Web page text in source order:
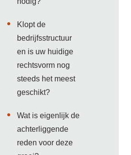
Klopt de
bedrijfsstructuur
en is uw huidige
rechtsvorm nog
steeds het meest
geschikt?
Wat is eigenlijk de
achterliggende
reden voor deze